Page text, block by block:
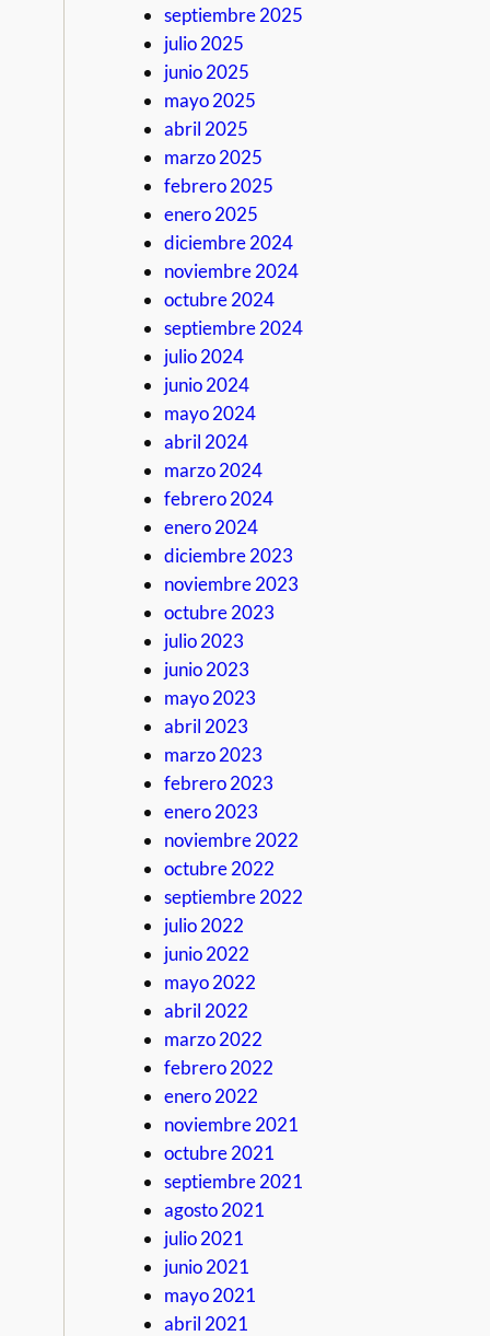
septiembre 2025
julio 2025
junio 2025
mayo 2025
abril 2025
marzo 2025
febrero 2025
enero 2025
diciembre 2024
noviembre 2024
octubre 2024
septiembre 2024
julio 2024
junio 2024
mayo 2024
abril 2024
marzo 2024
febrero 2024
enero 2024
diciembre 2023
noviembre 2023
octubre 2023
julio 2023
junio 2023
mayo 2023
abril 2023
marzo 2023
febrero 2023
enero 2023
noviembre 2022
octubre 2022
septiembre 2022
julio 2022
junio 2022
mayo 2022
abril 2022
marzo 2022
febrero 2022
enero 2022
noviembre 2021
octubre 2021
septiembre 2021
agosto 2021
julio 2021
junio 2021
mayo 2021
abril 2021